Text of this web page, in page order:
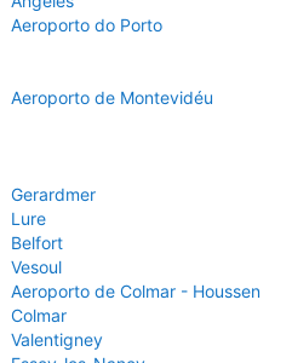
Aeroporto do Porto
Aeroporto de Montevidéu
Gerardmer
Lure
Belfort
Vesoul
Aeroporto de Colmar - Houssen
Colmar
Valentigney